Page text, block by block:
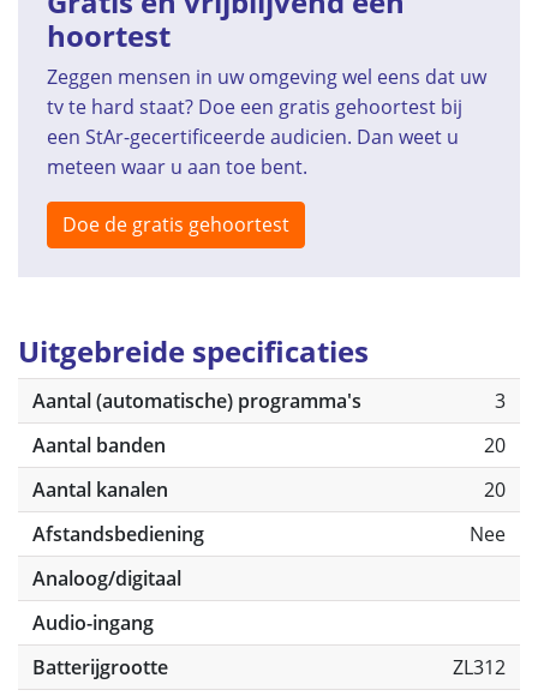
hoortest
Zeggen mensen in uw omgeving wel eens dat uw
tv te hard staat? Doe een gratis gehoortest bij
een StAr-gecertificeerde audicien. Dan weet u
meteen waar u aan toe bent.
Doe de gratis gehoortest
Uitgebreide specificaties
Aantal (automatische) programma's
3
Aantal banden
20
Aantal kanalen
20
Afstandsbediening
Nee
Analoog/digitaal
Audio-ingang
Batterijgrootte
ZL312